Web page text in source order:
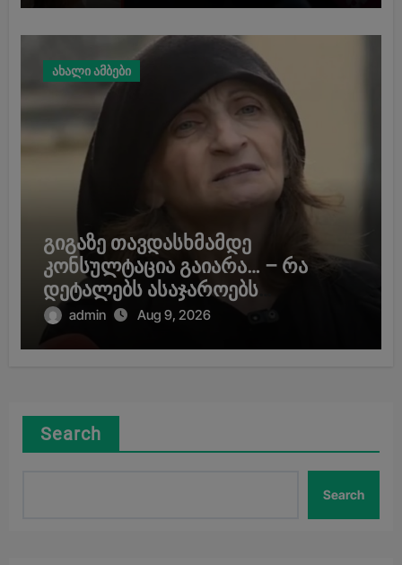
ახალი ამბები
გიგაზე თავდასხმამდე
კონსულტაცია გაიარა… – რა
დეტალებს ასაჯაროებს
მოკლული მასწავლებლის დედა
admin Aug 9, 2026
Search
Search